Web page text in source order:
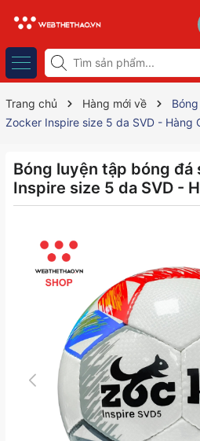
Trang chủ Hàng mới về
Zocker Inspire size 5 da SVD - Hàng
Bóng luyện tập bóng đá
Inspire size 5 da SVD -